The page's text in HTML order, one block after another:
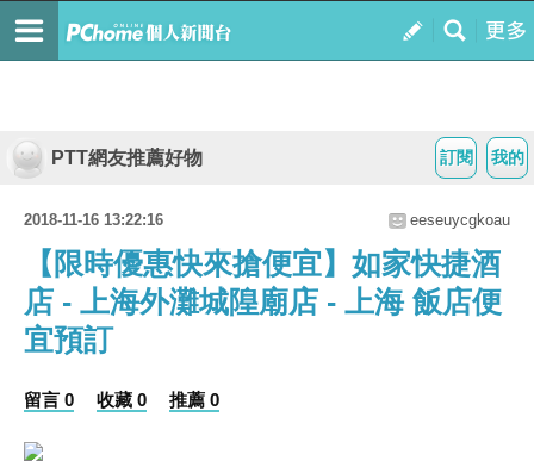
我的
訂閱
PTT網友推薦好物
2018-11-16 13:22:16 eeseuycgkoau
【限時優惠快來搶便宜】如家快捷酒
店 - 上海外灘城隍廟店 - 上海 飯店便
宜預訂
留言 0 收藏 0 推薦 0